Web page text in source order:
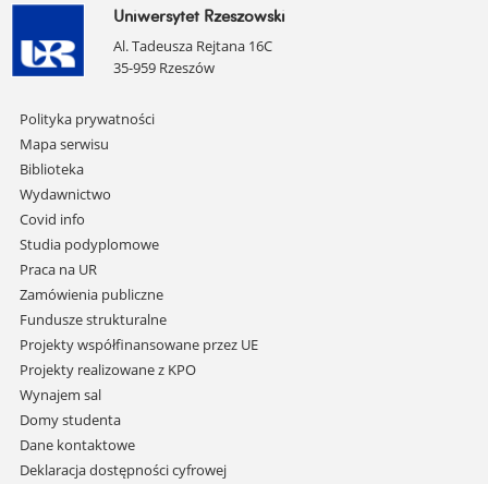
Uniwersytet Rzeszowski
Al. Tadeusza Rejtana 16C
35-959 Rzeszów
Pomiń
nawigację
i
przejdź
do
treści
Polityka prywatności
Mapa serwisu
Biblioteka
Wydawnictwo
Covid info
Studia podyplomowe
Praca na UR
Zamówienia publiczne
Fundusze strukturalne
Projekty współfinansowane przez UE
Projekty realizowane z KPO
Wynajem sal
Domy studenta
Dane kontaktowe
Deklaracja dostępności cyfrowej